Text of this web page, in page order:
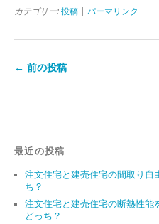
カテゴリー: 投稿 パーマリンク
← 前の投稿
最近の投稿
注文住宅と建売住宅の間取り自
ち？
注文住宅と建売住宅の断熱性能
どっち？